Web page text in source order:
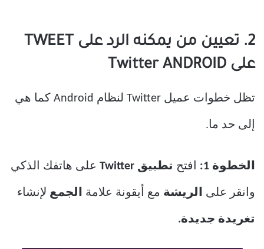
2. تعيين من يمكنه الرد على TWEET
على Twitter ANDROID
تظل خطوات عميل Twitter لنظام Android كما هي
إلى حد ما.
الخطوة 1: افتح تطبيق Twitter على هاتفك الذكي
وانقر على الريشة مع أيقونة علامة الجمع لإنشاء
تغريدة جديدة.